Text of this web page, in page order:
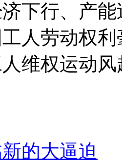
下行、产
人劳动权
维权运动
的大逼迫